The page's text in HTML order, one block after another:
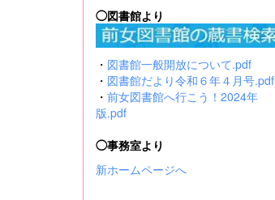
◯図書館より
・ 図書館一般開放について.pdf
・ 図書館だより令和６年４月号.pdf
・ 前女図書館へ行こう！2024年
版.pdf
◯事務室より
新ホームページへ